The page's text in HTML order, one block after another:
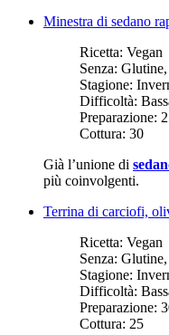
Minestra di sedano
Ricetta: Vegan
Senza:
Stagione:
Difficoltà:
Preparazione:
Cottura: 30
Già l’unione di
più coinvolgenti.
Terrina di carciofi,
Ricetta: Vegan
Senza:
Stagione:
Difficoltà:
Preparazione:
Cottura: 25